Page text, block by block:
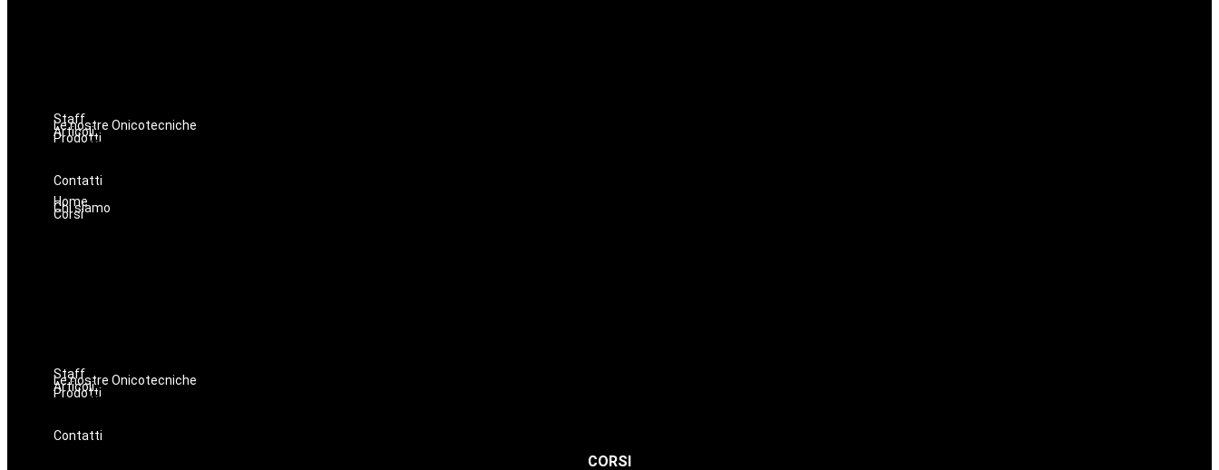
Staff
Le nostre Onicotecniche
Articoli
ProdottiOniconails
Prodotti per ricostruzione unghie
Contatti
Home
Chi siamo
Corsi
Staff
Le nostre Onicotecniche
Articoli
ProdottiOniconails
Prodotti per ricostruzione unghie
Contatti
CORSI